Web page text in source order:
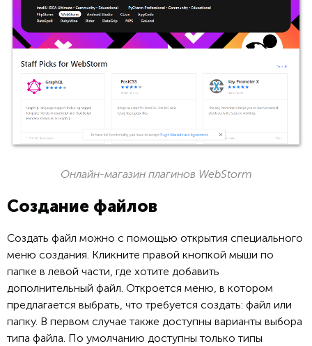
Онлайн-магазин плагинов WebStorm
Создание файлов
Создать файл можно с помощью открытия специального
меню создания. Кликните правой кнопкой мыши по
папке в левой части, где хотите добавить
дополнительный файл. Откроется меню, в котором
предлагается выбрать, что требуется создать: файл или
папку. В первом случае также доступны варианты выбора
типа файла. По умолчанию доступны только типы